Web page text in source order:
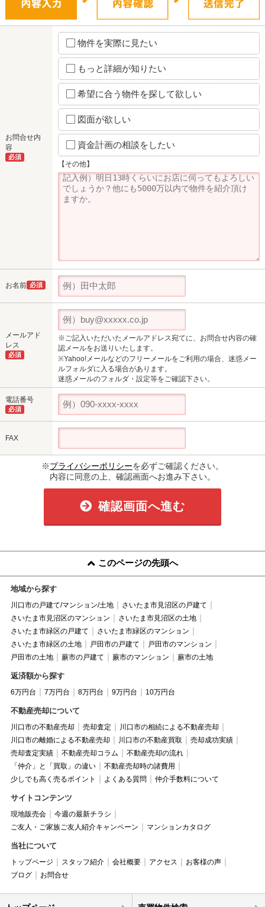
お問合せ内
容
必須
物件を実際に見たい
もっと詳細が知りたい
希望に合う物件を探して欲しい
図面が欲しい
資金計画の相談をしたい
【その他】
お名前 必須
メールアド
レス
必須
※ご記入いただいたメールアドレス宛てに、お問合せ内容の確
認メールをお送りいたします。
※Yahoo!メールなどのフリーメールをご利用の場合、迷惑メー
ルフォルダに入る場合があります。
迷惑メールのフォルダ・設定等をご確認下さい。
電話番号
必須
FAX
※プライバシーポリシーを必ずご確認ください。
内容に同意の上、確認画面へお進み下さい。
確認画面へ進む
このページの先頭へ
地域から探す
川口市の戸建て/マンション/土地
さいたま市見沼区の戸建て
さいたま市見沼区のマンション
さいたま市見沼区の土地
さいたま市緑区の戸建て
さいたま市緑区のマンション
さいたま市緑区の土地
戸田市の戸建て
戸田市のマンション
戸田市の土地
蕨市の戸建て 蕨市のマンション 蕨市の土地
返済額から探す
6万円台 7万円台 8万円台 9万円台 10万円台
不動産売却について
川口市の不動産売却 売却査定
川口市の相続による不動産売却
川口市の離婚による不動産売却
川口市の不動産買取
売却成功実績
売却査定実績
不動産売却コラム
不動産売却の流れ
「仲介」と「買取」の違い
不動産売却時の諸費用
少しでも高く売るポイント
よくある質問 仲介手数料について
サイトコンテンツ
現地販売会
今週の最新チラシ
ご友人・ご家族ご友人紹介キャンペーン
マンションカタログ
当社について
トップページ スタッフ紹介 会社概要 アクセス
お客様の声
ブログ
お問合せ